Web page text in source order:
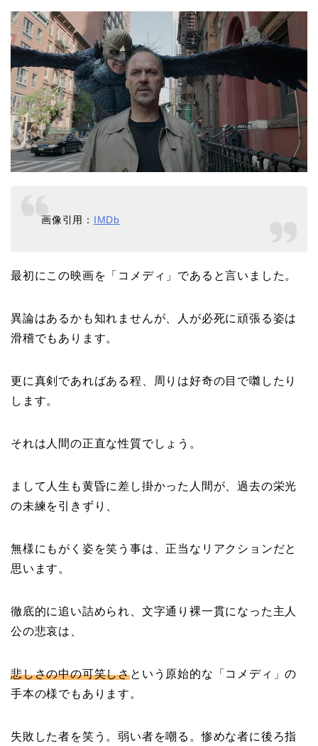
画像引用： IMDb
最初にこの映画を「コメディ」であると言いました。
異論はあるかも知れませんが、人が必死に頑張る姿は
滑稽でもあります。
更に真剣であればある程、周りは好奇の目で囃したり
します。
それは人間の正直な性質でしょう。
まして人生も黄昏に差し掛かった人間が、過去の栄光
の未練を引きずり、
無様にもがく姿を笑う事は、正当なリアクションだと
思います。
徹底的に追い詰められ、文字通り裸一貫になった主人
公の悲哀は、
悲しさの中の可笑しさという原始的な「コメディ」の
手本の様でもあります。
失敗した者を笑う。弱い者を嘲る。惨めな者に後ろ指